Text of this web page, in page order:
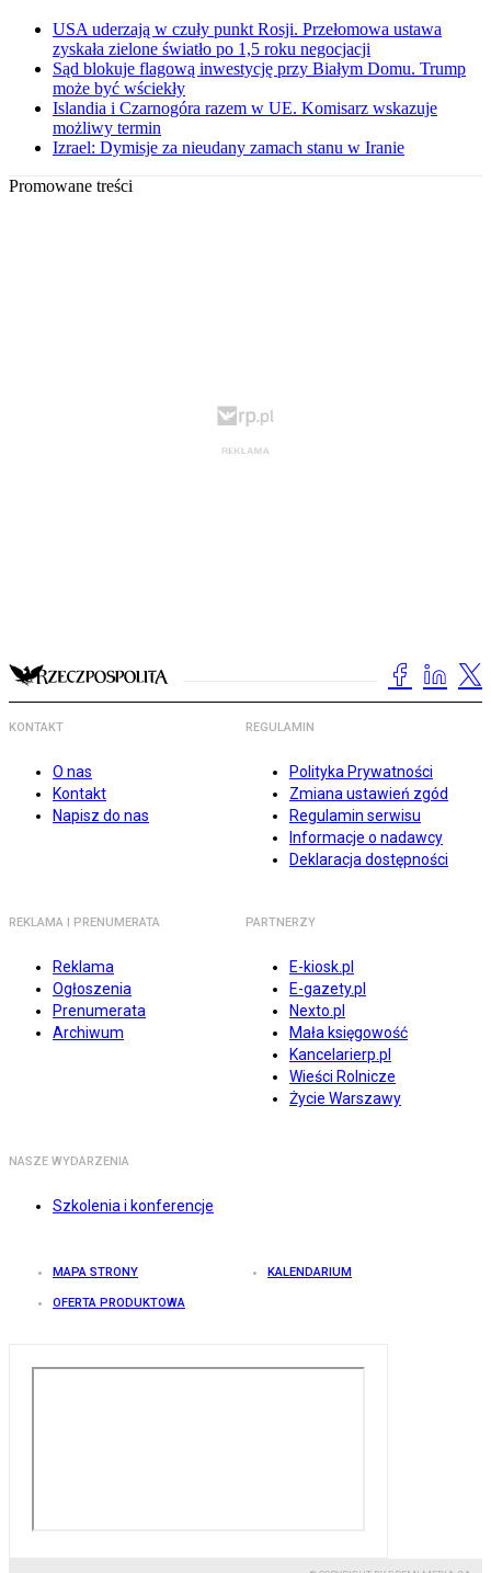
USA uderzają w czuły punkt Rosji. Przełomowa ustawa
zyskała zielone światło po 1,5 roku negocjacji
Sąd blokuje flagową inwestycję przy Białym Domu. Trump
może być wściekły
Islandia i Czarnogóra razem w UE. Komisarz wskazuje
możliwy termin
Izrael: Dymisje za nieudany zamach stanu w Iranie
Promowane treści
KONTAKT
O nas
Kontakt
Napisz do nas
REGULAMIN
Polityka Prywatności
Zmiana ustawień zgód
Regulamin serwisu
Informacje o nadawcy
Deklaracja dostępności
REKLAMA I PRENUMERATA
Reklama
Ogłoszenia
Prenumerata
Archiwum
PARTNERZY
E-kiosk.pl
E-gazety.pl
Nexto.pl
Mała księgowość
Kancelarierp.pl
Wieści Rolnicze
Życie Warszawy
NASZE WYDARZENIA
Szkolenia i konferencje
MAPA STRONY KALENDARIUM
OFERTA PRODUKTOWA